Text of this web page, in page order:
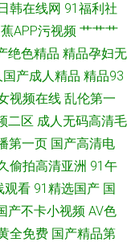
韩在线网 91福利社
APP污视频 艹艹艹
绝色精品 精品孕妇无
国产成人精品 精品93
视频在线 乱伦第一
二区 成人无码高清毛
第一页 国产高清电
偷拍高清亚洲 91午
观看 91精选国产 国
产不卡小视频 AV色
全免费 国产精品第